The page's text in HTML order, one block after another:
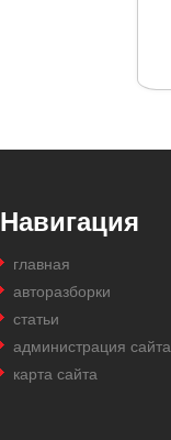
Навигация
главная
авторазборки
статьи
администрация сайта
карта сайта